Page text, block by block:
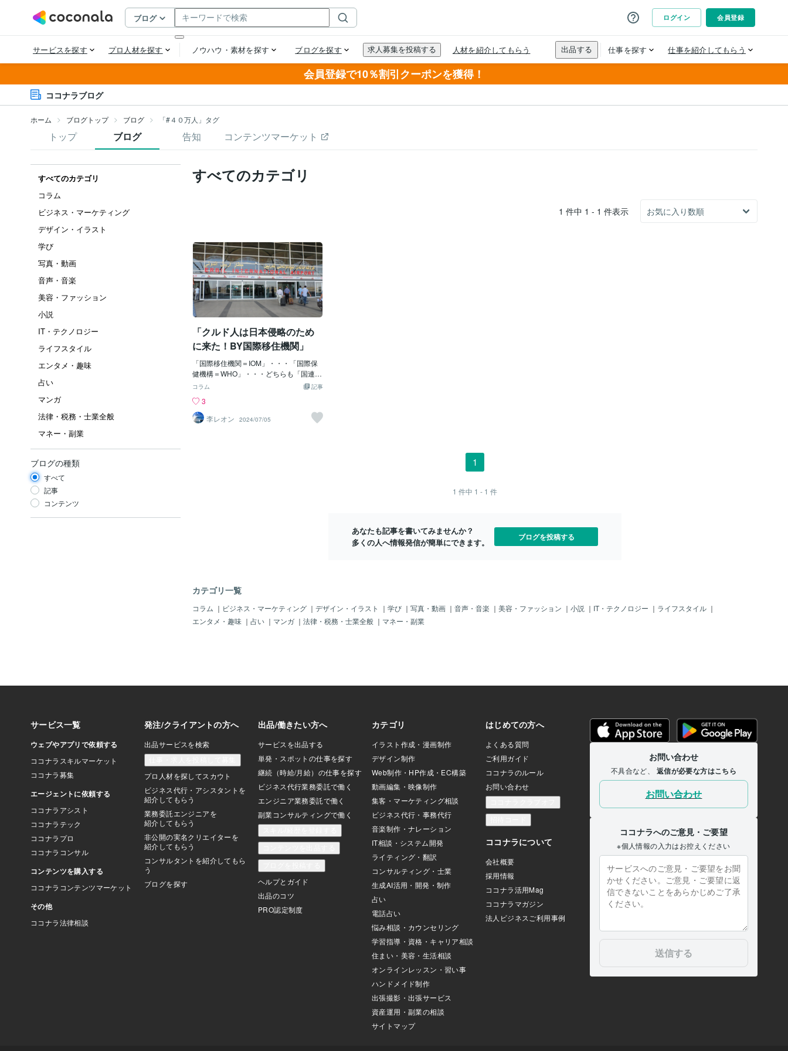
会員登録で10％割引クーポンを獲得！
ココナラブログ
ホーム ブログトップ ブログ 「#４０万人」タグ
トップ ブログ 告知 コンテンツマーケット
すべてのカテゴリ
コラム
ビジネス・マーケティング
デザイン・イラスト
学び
写真・動画
音声・音楽
美容・ファッション
小説
IT・テクノロジー
ライフスタイル
エンタメ・趣味
占い
マンガ
法律・税務・士業全般
マネー・副業
ブログの種類
すべて
記事
コンテンツ
すべてのカテゴリ
1 件中 1 - 1 件表示
「クルド人は日本侵略のため
に来た！BY国際移住機関」
「国際移住機関＝IOM」・・・「国際保
健機構＝WHO」・・・どちらも「国連＝
UN」支配下の組織じゃ。そもそも「国
D NATIONS」じゃね。「第二次大戦
後」の「世界の平和・安全・経済・社
会・文化を維持、守るための国際機関」
いる日本人」が多いのじゃ。この情報は
「日本の抗議集会を取材に来た外国人ジ
ャーナリスト」の情報じゃ。＾＾まあ、
言われなくても前からすでに「異常」で
しょ？！何で「トルコ国籍」の「素性も
大統領＝エルドアン」が「あるヨーロッ
パ政府に逃げ込んだ、クルド反政府組織
の犯罪者の引き渡しを要求」したのじ
ゃ。それが一応合意して～、その欧州の
国家は「NATO＝北大
記事
コラム
3
李レオン
2024/07/05
1
1 件中 1 - 1 件
あなたも記事を書いてみませんか？
多くの人へ情報発信が簡単にできます。
ブログを投稿する
カテゴリ一覧
コラム ｜ ビジネス・マーケティング ｜ デザイン・イラスト ｜ 学び ｜ 写真・動画 ｜ 音声・音楽 ｜ 美容・ファッション ｜ 小説 ｜ IT・テクノロジー ｜ ライフスタイル ｜
エンタメ・趣味 ｜ 占い ｜ マンガ ｜ 法律・税務・士業全般 ｜ マネー・副業